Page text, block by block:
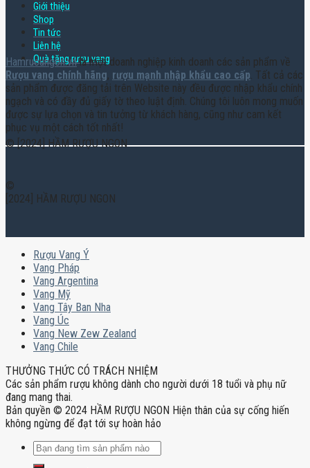
Giới thiệu
Shop
Tin tức
Liên hệ
Quà tặng rượu vang
Hamruoungon.vnlà một doanh nghiệp kinh doanh các sản phẩm về
Rượu vang chính hãng, rượu mạnh nhập khẩu cao cấp. Tất cả các
sản phẩm được đăng tải trên Website này đều được nhập khẩu chính
ngạch và có đầy đủ giấy tờ theo luật định. Chúng tôi luôn mong muốn
được sự lựa chọn và tin tưởng từ khách hàng, cũng như cam kết
phục vụ một cách tốt nhất!
© [2024] HẦM RƯỢU NGON
©
[2024] HẦM RƯỢU NGON
Rượu Vang Ý
Vang Pháp
Vang Argentina
Vang Mỹ
Vang Tây Ban Nha
Vang Úc
Vang New Zew Zealand
Vang Chile
THƯỞNG THỨC CÓ TRÁCH NHIỆM
Các sản phẩm rượu không dành cho người dưới 18 tuổi và phụ nữ
đang mang thai.
Bản quyền © 2024 HẦM RƯỢU NGON Hiện thân của sự cống hiến
không ngừng để đạt tới sự hoàn hảo
Tìm